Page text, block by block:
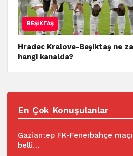
BEŞIKTAŞ
Hradec Kralove-Beşiktaş ne
hangi kanalda?
En Çok Konuşulanlar
Gaziantep FK-Fenerbahçe
belli…